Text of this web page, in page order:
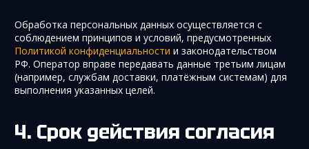
Обработка персональных данных осуществляется с
соблюдением принципов и условий, предусмотренных
Политикой конфиденциальности и законодательством
РФ. Оператор вправе передавать данные третьим лицам
(например, службам доставки, платёжным системам) для
выполнения указанных целей.
Срок действия согласия